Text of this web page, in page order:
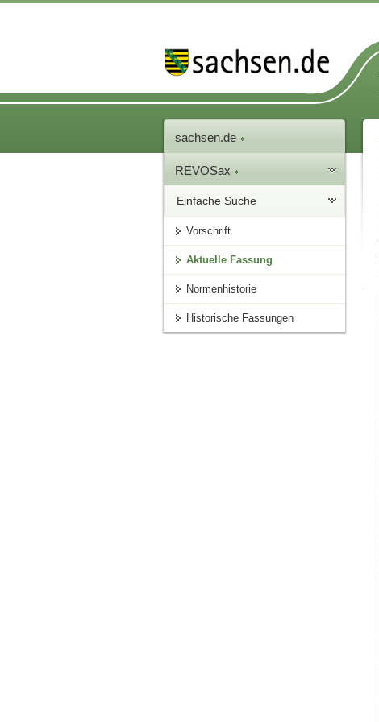
sachsen.de
REVOSax
Einfache Suche
Vorschrift
Aktuelle Fassung
Normenhistorie
Historische Fassungen